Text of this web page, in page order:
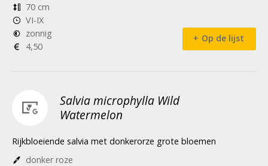
70 cm
VI-IX
zonnig
4,50
Op de lijst
Salvia microphylla Wild
Watermelon
Rijkbloeiende salvia met donkerorze grote bloemen
donker roze